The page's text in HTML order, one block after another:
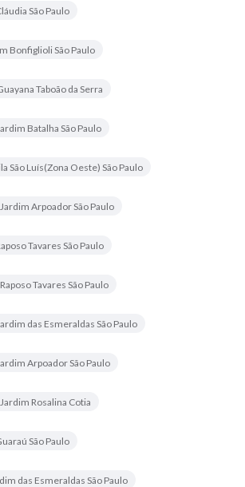
São Paulo
Bonfiglioli São Paulo
Taboão da Serra
Batalha São Paulo
São Luís(Zona Oeste) São Paulo
Arpoador São Paulo
Tavares São Paulo
Tavares São Paulo
das Esmeraldas São Paulo
Arpoador São Paulo
Rosalina Cotia
São Paulo
das Esmeraldas São Paulo